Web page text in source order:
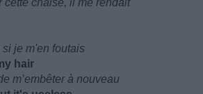
cette chaise, il me rendait
je m'en foutais
hair
m’embêter à nouveau